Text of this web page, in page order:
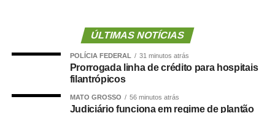
regras da Consolidação das Normas Gerais da
Corregedoria-Geral da Justiça do Estado de Mato Grosso
(CNGC), aplicáveis à situação em questão.
Durante o plantão judiciário, as medidas urgentes devem
ser protocolizadas via Processo Judicial Eletrônico (PJe).
ÚLTIMAS NOTÍCIAS
POLÍCIA FEDERAL 31 minutos atrás
Prorrogada linha de crédito para hospitais
filantrópicos
MATO GROSSO 56 minutos atrás
Judiciário funciona em regime de plantão